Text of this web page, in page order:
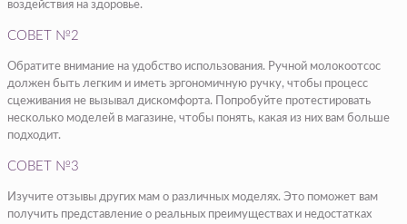
воздействия на здоровье.
СОВЕТ №2
Обратите внимание на удобство использования. Ручной молокоотсос
должен быть легким и иметь эргономичную ручку, чтобы процесс
сцеживания не вызывал дискомфорта. Попробуйте протестировать
несколько моделей в магазине, чтобы понять, какая из них вам больше
подходит.
СОВЕТ №3
Изучите отзывы других мам о различных моделях. Это поможет вам
получить представление о реальных преимуществах и недостатках